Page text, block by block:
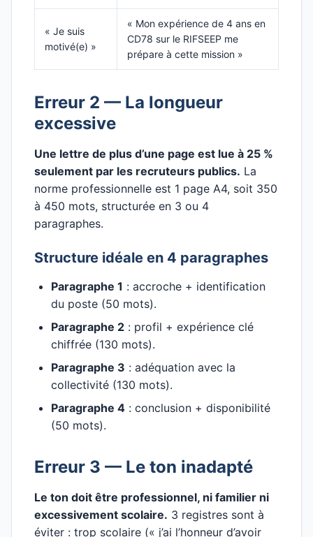
« Je suis
motivé(e) »
« Mon expérience de 4 ans en
CD78 sur le RIFSEEP me
prépare à cette mission »
Erreur 2 — La longueur
excessive
Une lettre de plus d’une page est lue à 25 %
seulement par les recruteurs publics. La
norme professionnelle est 1 page A4, soit 350
à 450 mots, structurée en 3 ou 4
paragraphes.
Structure idéale en 4 paragraphes
Paragraphe 1 : accroche + identification
du poste (50 mots).
Paragraphe 2 : profil + expérience clé
chiffrée (130 mots).
Paragraphe 3 : adéquation avec la
collectivité (130 mots).
Paragraphe 4 : conclusion + disponibilité
(50 mots).
Erreur 3 — Le ton inadapté
Le ton doit être professionnel, ni familier ni
excessivement scolaire. 3 registres sont à
éviter : trop scolaire (« j’ai l’honneur d’avoir